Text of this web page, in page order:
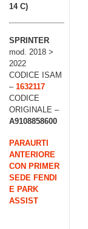
14 C)
SPRINTER
mod. 2018 >
2022
CODICE ISAM
– 1632117
CODICE
ORIGINALE –
A9108858600
PARAURTI
ANTERIORE
CON PRIMER
SEDE FENDI
E PARK
ASSIST